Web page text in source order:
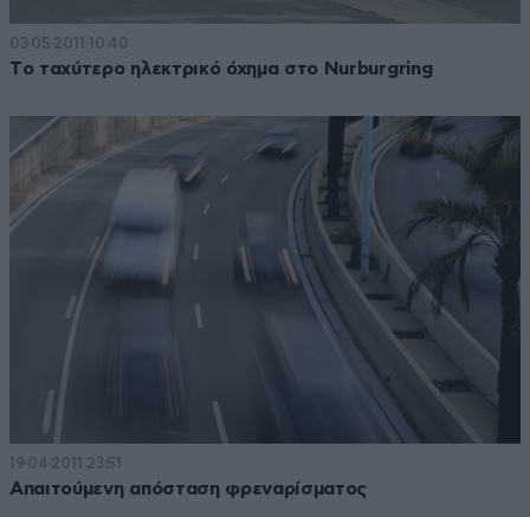
03·05·2011 10:40
Tο ταχύτερο ηλεκτρικό όχημα στο Nurburgring
19·04·2011 23:51
Απαιτούμενη απόσταση φρεναρίσματος